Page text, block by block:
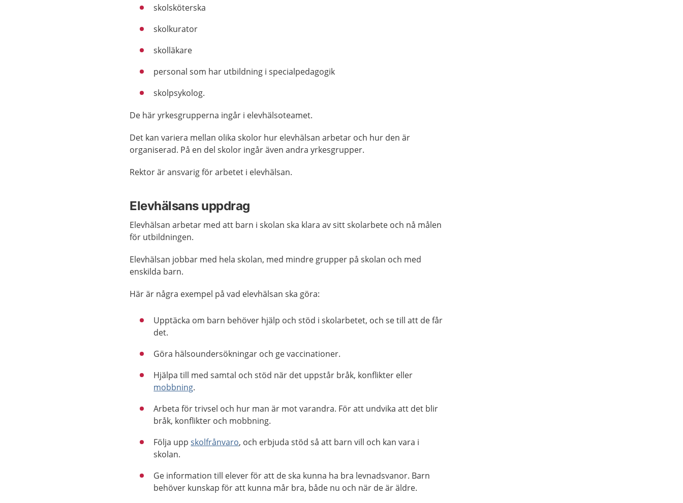
skolsköterska
skolkurator
skolläkare
personal som har utbildning i specialpedagogik
skolpsykolog.
De här yrkesgrupperna ingår i elevhälsoteamet.
Det kan variera mellan olika skolor hur elevhälsan arbetar och hur den är
organiserad. På en del skolor ingår även andra yrkesgrupper.
Rektor är ansvarig för arbetet i elevhälsan.
Elevhälsans uppdrag
Elevhälsan arbetar med att barn i skolan ska klara av sitt skolarbete och nå målen
för utbildningen.
Elevhälsan jobbar med hela skolan, med mindre grupper på skolan och med
enskilda barn.
Här är några exempel på vad elevhälsan ska göra:
Upptäcka om barn behöver hjälp och stöd i skolarbetet, och se till att de får
det.
Göra hälsoundersökningar och ge vaccinationer.
Hjälpa till med samtal och stöd när det uppstår bråk, konflikter eller
mobbning.
Arbeta för trivsel och hur man är mot varandra. För att undvika att det blir
bråk, konflikter och mobbning.
Följa uppskolfrånvaro, och erbjuda stöd så att barn vill och kan vara i
skolan.
Ge information till elever för att de ska kunna ha bra levnadsvanor. Barn
behöver kunskap för att kunna mår bra, både nu och när de är äldre.